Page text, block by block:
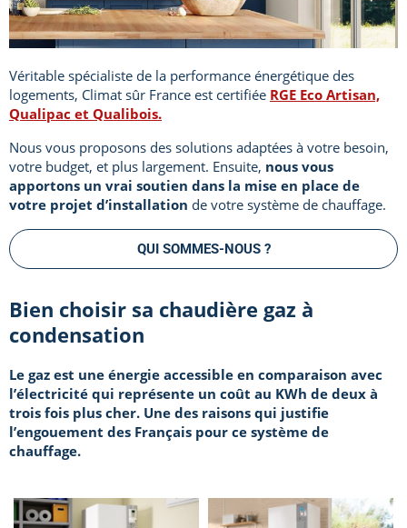
Véritable spécialiste de la performance énergétique des
logements, Climat sûr France est certifiée RGE Eco Artisan,
Qualipac et Qualibois.
Nous vous proposons des solutions adaptées à votre besoin,
votre budget, et plus largement. Ensuite, nous vous
apportons un vrai soutien dans la mise en place de
votre projet d’installation de votre système de chauffage.
QUI SOMMES-NOUS ?
Bien choisir sa chaudière gaz à
condensation
Le gaz est une énergie accessible en comparaison avec
l’électricité qui représente un coût au KWh de deux à
trois fois plus cher. Une des raisons qui justifie
l’engouement des Français pour ce système de
chauffage.